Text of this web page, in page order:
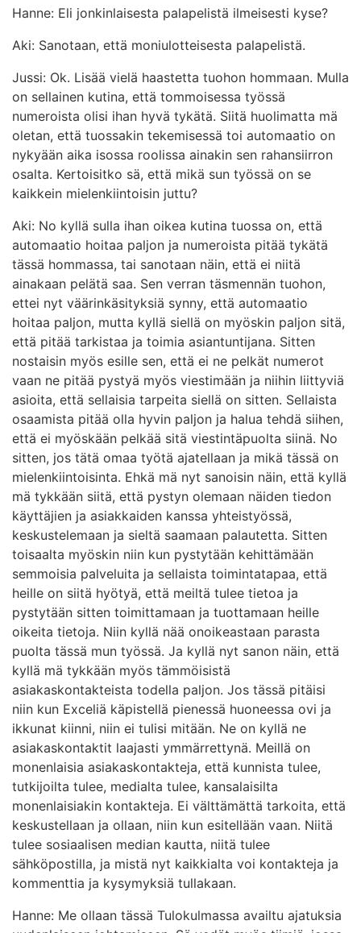
Hanne: Eli jonkinlaisesta palapelistä ilmeisesti kyse?
Aki: Sanotaan, että moniulotteisesta palapelistä.
Jussi: Ok. Lisää vielä haastetta tuohon hommaan. Mulla
on sellainen kutina, että tommoisessa työssä
numeroista olisi ihan hyvä tykätä. Siitä huolimatta mä
oletan, että tuossakin tekemisessä toi automaatio on
nykyään aika isossa roolissa ainakin sen rahansiirron
osalta. Kertoisitko sä, että mikä sun työssä on se
kaikkein mielenkiintoisin juttu?
Aki: No kyllä sulla ihan oikea kutina tuossa on, että
automaatio hoitaa paljon ja numeroista pitää tykätä
tässä hommassa, tai sanotaan näin, että ei niitä
ainakaan pelätä saa. Sen verran täsmennän tuohon,
ettei nyt väärinkäsityksiä synny, että automaatio
hoitaa paljon, mutta kyllä siellä on myöskin paljon sitä,
että pitää tarkistaa ja toimia asiantuntijana. Sitten
nostaisin myös esille sen, että ei ne pelkät numerot
vaan ne pitää pystyä myös viestimään ja niihin liittyviä
asioita, että sellaisia tarpeita siellä on sitten. Sellaista
osaamista pitää olla hyvin paljon ja halua tehdä siihen,
että ei myöskään pelkää sitä viestintäpuolta siinä. No
sitten, jos tätä omaa työtä ajatellaan ja mikä tässä on
mielenkiintoisinta. Ehkä mä nyt sanoisin näin, että kyllä
mä tykkään siitä, että pystyn olemaan näiden tiedon
käyttäjien ja asiakkaiden kanssa yhteistyössä,
keskustelemaan ja sieltä saamaan palautetta. Sitten
toisaalta myöskin niin kun pystytään kehittämään
semmoisia palveluita ja sellaista toimintatapaa, että
heille on siitä hyötyä, että meiltä tulee tietoa ja
pystytään sitten toimittamaan ja tuottamaan heille
oikeita tietoja. Niin kyllä nää onoikeastaan parasta
puolta tässä mun työssä. Ja kyllä nyt sanon näin, että
kyllä mä tykkään myös tämmöisistä
asiakaskontakteista todella paljon. Jos tässä pitäisi
niin kun Exceliä käpistellä pienessä huoneessa ovi ja
ikkunat kiinni, niin ei tulisi mitään. Ne on kyllä ne
asiakaskontaktit laajasti ymmärrettynä. Meillä on
monenlaisia asiakaskontakteja, että kunnista tulee,
tutkijoilta tulee, medialta tulee, kansalaisilta
monenlaisiakin kontakteja. Ei välttämättä tarkoita, että
keskustellaan ja ollaan, niin kun esitellään vaan. Niitä
tulee sosiaalisen median kautta, niitä tulee
sähköpostilla, ja mistä nyt kaikkialta voi kontakteja ja
kommenttia ja kysymyksiä tullakaan.
Hanne: Me ollaan tässä Tulokulmassa availtu ajatuksia